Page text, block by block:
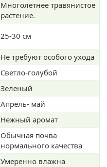
Многолетнее травянистое
растение.
25-30 см
Не требуют особого ухода
Светло-голубой
Зеленый
Апрель- май
Нежный аромат
Обычная почва
нормального качества
Умеренно влажна